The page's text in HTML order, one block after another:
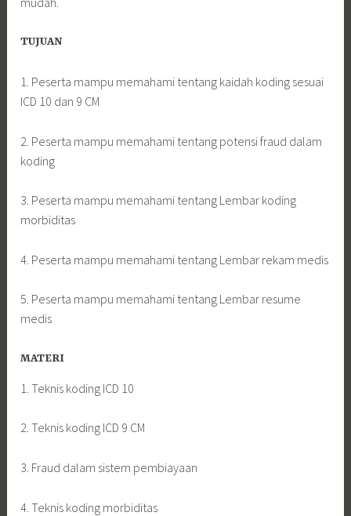
TUJUAN
1. Peserta mampu memahami tentang kaidah koding sesuai
ICD 10 dan 9 CM
2. Peserta mampu memahami tentang potensi fraud dalam
koding
3. Peserta mampu memahami tentang Lembar koding
morbiditas
4. Peserta mampu memahami tentang Lembar rekam medis
5. Peserta mampu memahami tentang Lembar resume
medis
MATERI
1. Teknis koding ICD 10
2. Teknis koding ICD 9 CM
3. Fraud dalam sistem pembiayaan
4. Teknis koding morbiditas